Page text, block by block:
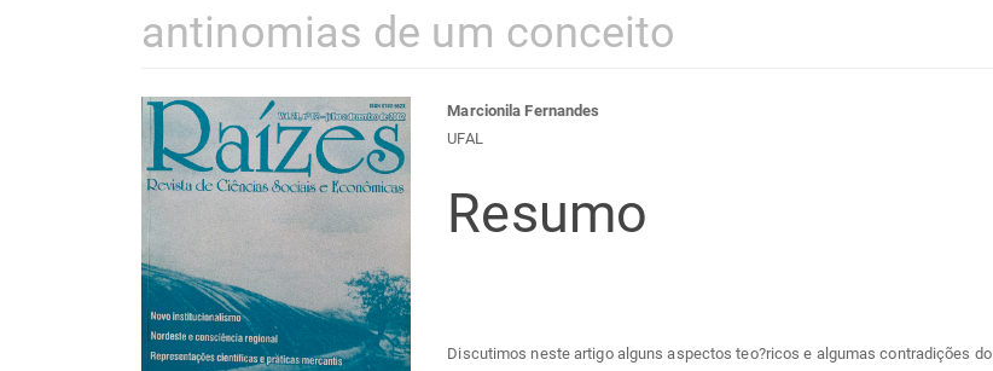
antinomias de um conceito
Barra
lateral
de
artigos
Conteúdo
do
artigo
Marcionila Fernandes
UFAL
Resumo
Discutimos neste artigo alguns aspectos teo?ricos e algumas contradições do